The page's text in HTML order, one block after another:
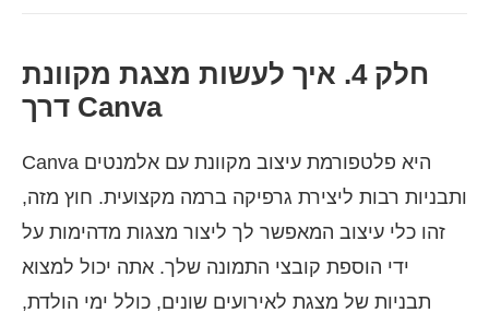
חלק 4. איך לעשות מצגת מקוונת
דרך Canva
Canva היא פלטפורמת עיצוב מקוונת עם אלמנטים
ותבניות רבות ליצירת גרפיקה ברמה מקצועית. חוץ מזה,
זהו כלי עיצוב המאפשר לך ליצור מצגות מדהימות על
ידי הוספת קובצי התמונה שלך. אתה יכול למצוא
תבניות של מצגת לאירועים שונים, כולל ימי הולדת,